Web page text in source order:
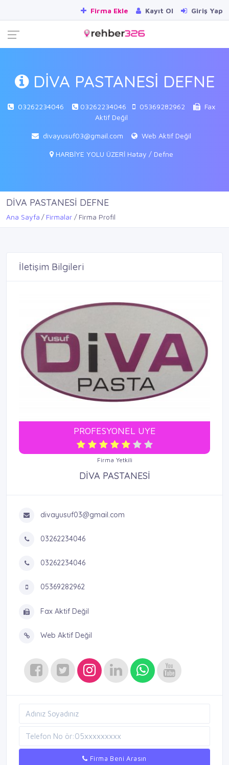
Firma Ekle Kayıt Ol Giriş Yap
DİVA PASTANESİ DEFNE
03262234046 03262234046 05369282962
Fax
Aktif Değil
divayusuf03@gmail.com Web Aktif Değil
HARBİYE YOLU ÜZERİ Hatay / Defne
DİVA PASTANESİ DEFNE
Ana Sayfa Firmalar Firma Profil
İletişim Bilgileri
PROFESYONEL UYE
Firma Yetkili
DİVA PASTANESİ
divayusuf03@gmail.com
03262234046
03262234046
05369282962
Fax Aktif Değil
Web Aktif Değil
Firma Beni Arasın